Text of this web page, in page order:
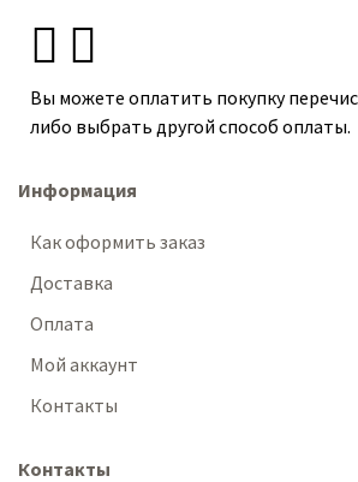
Вы можете оплатить покупку
либо выбрать другой способ оплаты.
Информация
Как оформить заказ
Доставка
Оплата
Мой аккаунт
Контакты
Контакты